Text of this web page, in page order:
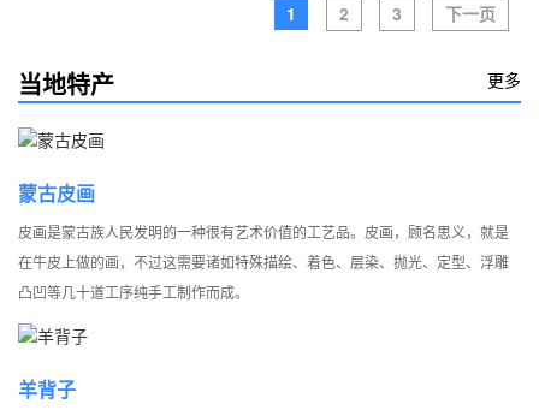
1 2 3 下一页
当地特产 更多
蒙古皮画
皮画是蒙古族人民发明的一种很有艺术价值的工艺品。皮画，顾名思义，就是
在牛皮上做的画，不过这需要诸如特殊描绘、着色、层染、抛光、定型、浮雕
凸凹等几十道工序纯手工制作而成。
羊背子